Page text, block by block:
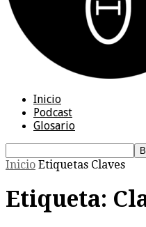
Inicio
Podcast
Glosario
Inicio Etiquetas Claves
Etiqueta: